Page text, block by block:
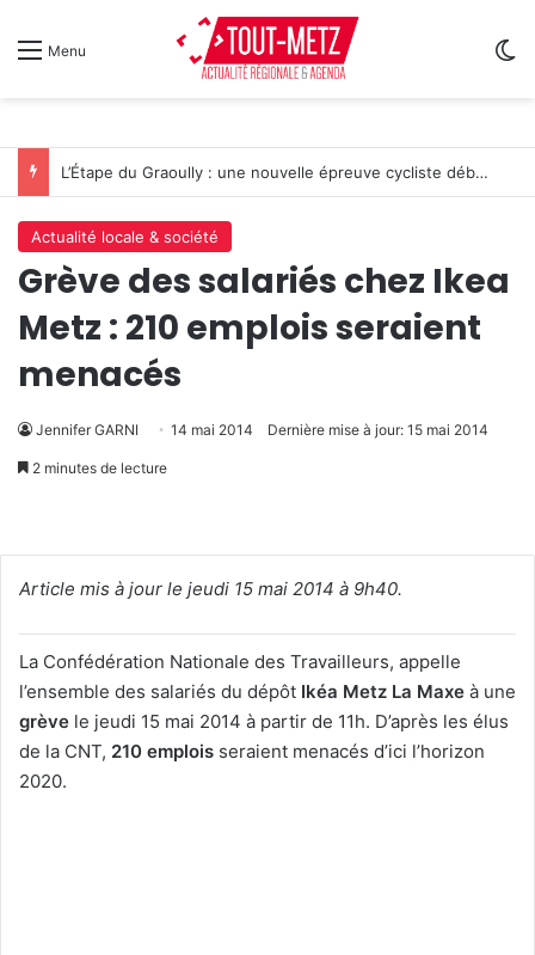
Menu
L’Étape du Graoully : une nouvelle épreuve cycliste débarque à Metz
Actualité locale & société
Grève des salariés chez Ikea
Metz : 210 emplois seraient
menacés
Jennifer GARNI 14 mai 2014 Dernière mise à jour: 15 mai 2014
2 minutes de lecture
Article mis à jour le jeudi 15 mai 2014 à 9h40.
La Confédération Nationale des Travailleurs, appelle
l’ensemble des salariés du dépôt Ikéa Metz La Maxe à une
grève le jeudi 15 mai 2014 à partir de 11h. D’après les élus
de la CNT, 210 emplois seraient menacés d’ici l’horizon
2020.